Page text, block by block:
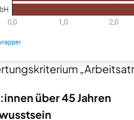
über 45 Jahren